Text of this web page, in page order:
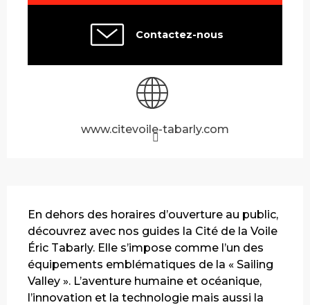
Contactez-nous
www.citevoile-tabarly.com
En dehors des horaires d’ouverture au public,
découvrez avec nos guides la Cité de la Voile
Éric Tabarly. Elle s’impose comme l’un des
équipements emblématiques de la « Sailing
Valley ». L’aventure humaine et océanique,
l’innovation et la technologie mais aussi la